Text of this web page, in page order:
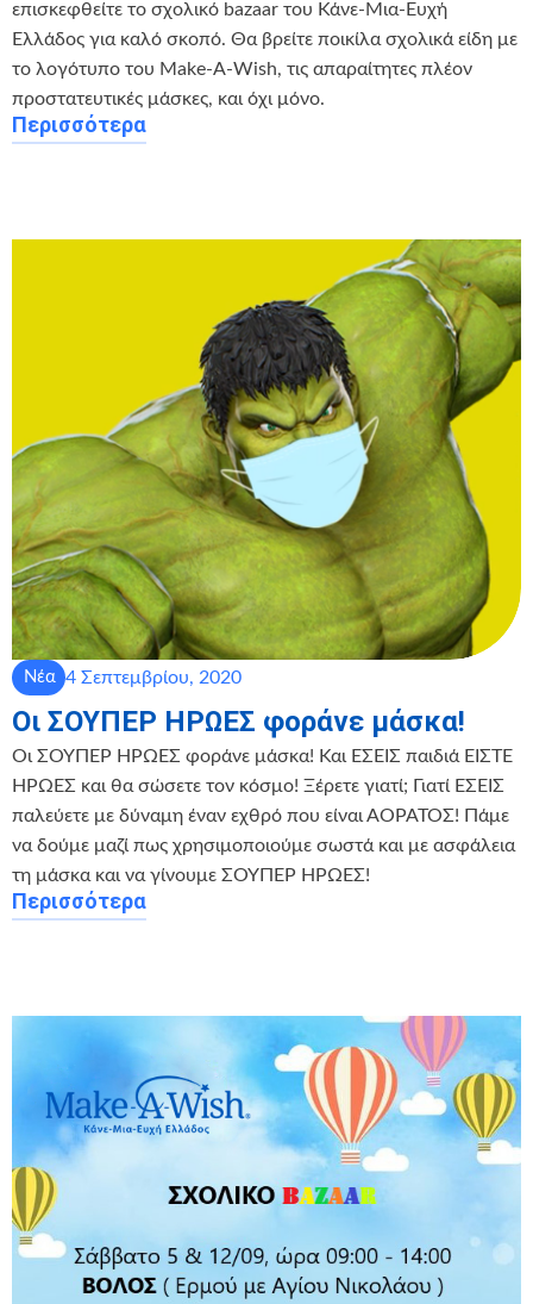
επισκεφθείτε το σχολικό bazaar του Κάνε-Μια-Ευχή
Ελλάδος για καλό σκοπό. Θα βρείτε ποικίλα σχολικά είδη με
το λογότυπο του Make-A-Wish, τις απαραίτητες πλέον
προστατευτικές μάσκες, και όχι μόνο.
Περισσότερα
Νέα 4 Σεπτεμβρίου, 2020
Οι ΣΟΥΠΕΡ ΗΡΩΕΣ φοράνε μάσκα!
Οι ΣΟΥΠΕΡ ΗΡΩΕΣ φοράνε μάσκα! Και ΕΣΕΙΣ παιδιά ΕΙΣΤΕ
ΗΡΩΕΣ και θα σώσετε τον κόσμο! Ξέρετε γιατί; Γιατί ΕΣΕΙΣ
παλεύετε με δύναμη έναν εχθρό που είναι ΑΟΡΑΤΟΣ! Πάμε
να δούμε μαζί πως χρησιμοποιούμε σωστά και με ασφάλεια
τη μάσκα και να γίνουμε ΣΟΥΠΕΡ ΗΡΩΕΣ!
Περισσότερα